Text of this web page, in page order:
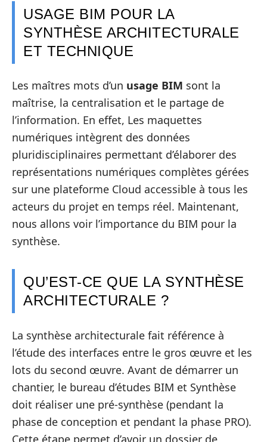
USAGE BIM POUR LA
SYNTHÈSE ARCHITECTURALE
ET TECHNIQUE
Les maîtres mots d’un usage BIM sont la
maîtrise, la centralisation et le partage de
l’information. En effet, Les maquettes
numériques intègrent des données
pluridisciplinaires permettant d’élaborer des
représentations numériques complètes gérées
sur une plateforme Cloud accessible à tous les
acteurs du projet en temps réel. Maintenant,
nous allons voir l’importance du BIM pour la
synthèse.
QU’EST-CE QUE LA SYNTHÈSE
ARCHITECTURALE ?
La synthèse architecturale fait référence à
l’étude des interfaces entre le gros œuvre et les
lots du second œuvre. Avant de démarrer un
chantier, le bureau d’études BIM et Synthèse
doit réaliser une pré-synthèse (pendant la
phase de conception et pendant la phase PRO).
Cette étape permet d’avoir un dossier de